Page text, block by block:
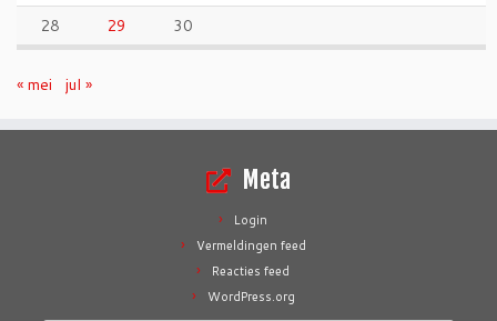
28
29 30
« mei jul »
Meta
Login
Vermeldingen feed
Reacties feed
WordPress.org